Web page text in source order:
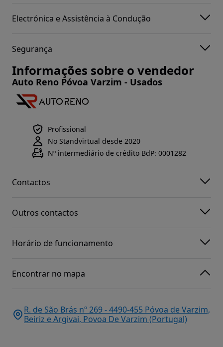
Electrónica e Assistência à Condução
Segurança
Informações sobre o vendedor
Auto Reno Póvoa Varzim - Usados
Profissional
No Standvirtual desde 2020
Nº intermediário de crédito BdP: 0001282
Contactos
Outros contactos
Horário de funcionamento
Encontrar no mapa
R. de São Brás nº 269 - 4490-455 Póvoa de Varzim,
Beiriz e Argivai, Povoa De Varzim (Portugal)